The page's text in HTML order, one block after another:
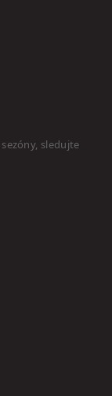
sledujte